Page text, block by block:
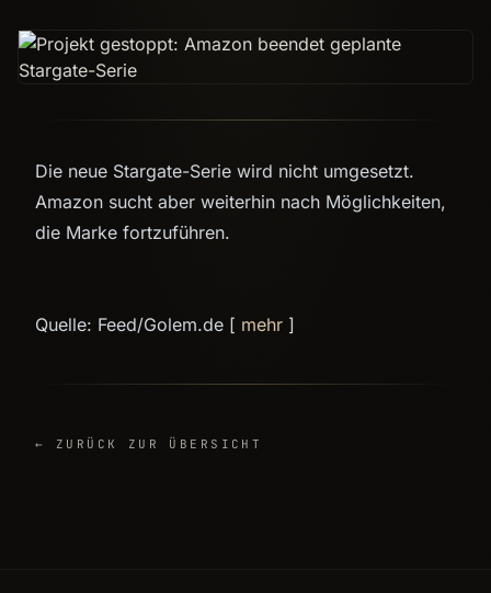
Die neue Stargate-Serie wird nicht umgesetzt.
Amazon sucht aber weiterhin nach Möglichkeiten,
die Marke fortzuführen.
Quelle: Feed/Golem.de [ mehr ]
← ZURÜCK ZUR ÜBERSICHT